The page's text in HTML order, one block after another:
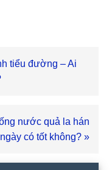
tiểu đường – Ai
nước quả la hán
có tốt không? »